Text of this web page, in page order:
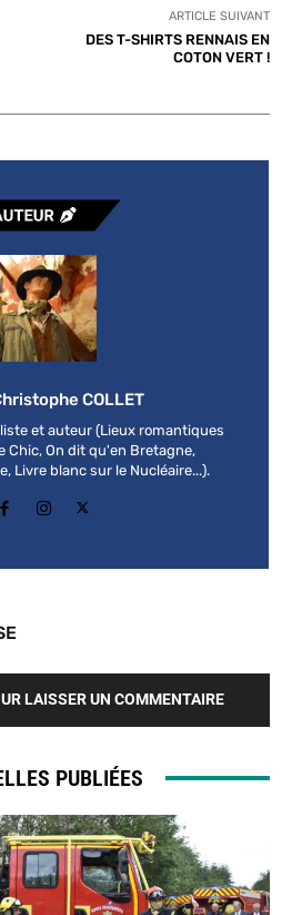
ARTICLE SUIVANT
DES T-SHIRTS RENNAIS EN
COTON VERT !
COLLET
et auteur (Lieux romantiques
Chic, On dit qu'en Bretagne,
Livre blanc sur le Nucléaire...).
LAISSER UN COMMENTAIRE
PUBLIÉES